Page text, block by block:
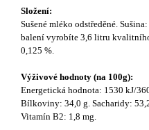
Složení:
Sušené mléko odstředěné.
balení vyrobíte 3,6 litru
0,125 %.
Výživové hodnoty (na 100g):
Energetická hodnota: 1530 kJ/
Bílkoviny: 34,0 g. Sacharidy:
Vitamín B2: 1,8 mg.